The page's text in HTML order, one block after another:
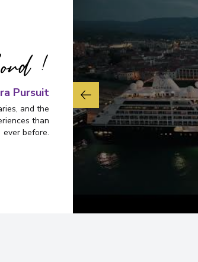
!
Pursuit
and the
than
ever before.